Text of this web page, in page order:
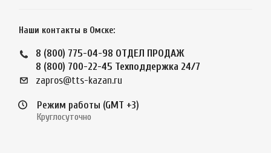
Наши контакты в Омске:
8 (800) 775-04-98 ОТДЕЛ ПРОДАЖ
8 (800) 700-22-45 Техподдержка 24/7
zapros@tts-kazan.ru
Режим работы (GMT +3)
Круглосуточно